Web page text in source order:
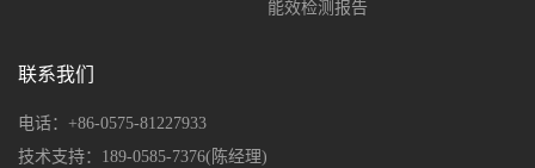
能效检测报告
联系我们
电话：+86-0575-81227933
技术支持：189-0585-7376(陈经理)